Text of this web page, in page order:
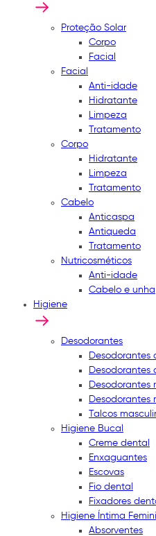
Proteção Solar
Corpo
Facial
Facial
Anti-idade
Hidratante
Limpeza
Tratamento
Corpo
Hidratante
Limpeza
Tratamento
Cabelo
Anticaspa
Antiqueda
Tratamento
Nutricosméticos
Anti-idade
Cabelo e unha
Higiene
Desodorantes
Desodorantes
Desodorantes
Desodorantes
Desodorantes
Talcos
Higiene Bucal
Creme dental
Enxaguantes
Escovas
Fio dental
Fixadores
Higiene Íntima
Absorventes